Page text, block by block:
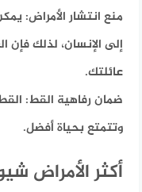
منع انتشار الأمراض:
إلى الإنسان، لذلك
عائلتك.
ضمان رفاهية القط:
وتتمتع بحياة أفضل.
أكثر الأمراض